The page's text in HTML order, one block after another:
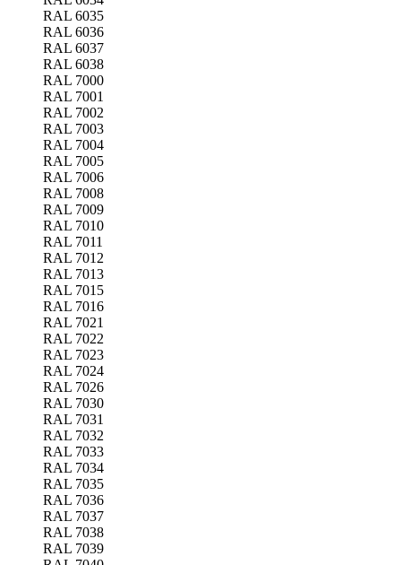
RAL 6035
RAL 6036
RAL 6037
RAL 6038
RAL 7000
RAL 7001
RAL 7002
RAL 7003
RAL 7004
RAL 7005
RAL 7006
RAL 7008
RAL 7009
RAL 7010
RAL 7011
RAL 7012
RAL 7013
RAL 7015
RAL 7016
RAL 7021
RAL 7022
RAL 7023
RAL 7024
RAL 7026
RAL 7030
RAL 7031
RAL 7032
RAL 7033
RAL 7034
RAL 7035
RAL 7036
RAL 7037
RAL 7038
RAL 7039